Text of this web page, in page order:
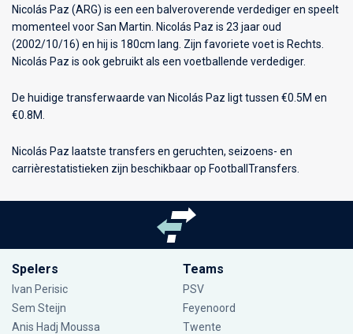
Nicolás Paz (ARG) is een een balveroverende verdediger en speelt
momenteel voorSan Martin . Nicolás Paz is 23 jaar oud
(2002/10/16) en hij is 180cm lang. Zijn favoriete voet is Rechts.
Nicolás Paz is ook gebruikt als een voetballende verdediger.
De huidige transferwaarde van Nicolás Paz ligt tussen €0.5M en
€0.8M.
Nicolás Paz laatste transfers en geruchten, seizoens- en
carrièrestatistieken zijn beschikbaar op FootballTransfers.
Spelers
Ivan Perisic
Sem Steijn
Anis Hadj Moussa
Teams
PSV
Feyenoord
Twente